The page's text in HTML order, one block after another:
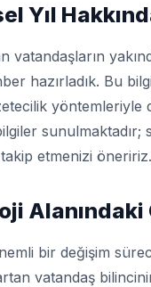
Yıl
vatandaşların
hazırladık. Bu
yöntemleriyle
etmenizi öneririz.
Alanındaki
bir değişim
vatandaş